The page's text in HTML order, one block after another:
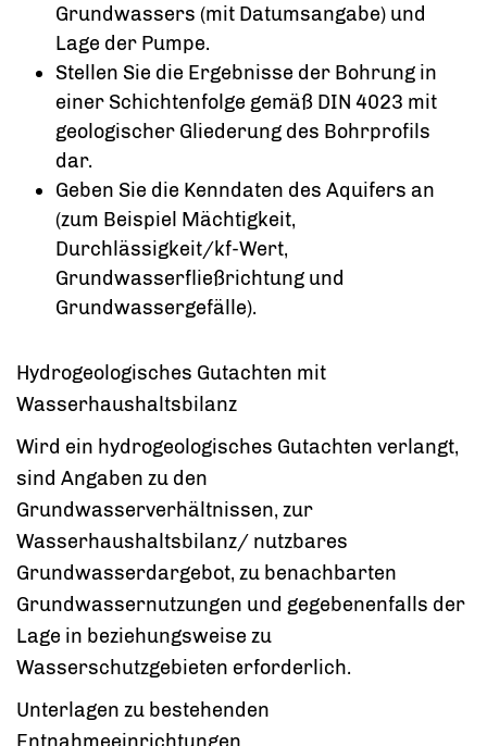
Grundwassers (mit Datumsangabe) und
Lage der Pumpe.
Stellen Sie die Ergebnisse der Bohrung in
einer Schichtenfolge gemäß DIN 4023 mit
geologischer Gliederung des Bohrprofils
dar.
Geben Sie die Kenndaten des Aquifers an
(zum Beispiel Mächtigkeit,
Durchlässigkeit/kf-Wert,
Grundwasserfließrichtung und
Grundwassergefälle).
Hydrogeologisches Gutachten mit
Wasserhaushaltsbilanz
Wird ein hydrogeologisches Gutachten verlangt,
sind Angaben zu den
Grundwasserverhältnissen, zur
Wasserhaushaltsbilanz/ nutzbares
Grundwasserdargebot, zu benachbarten
Grundwassernutzungen und gegebenenfalls der
Lage in beziehungsweise zu
Wasserschutzgebieten erforderlich.
Unterlagen zu bestehenden